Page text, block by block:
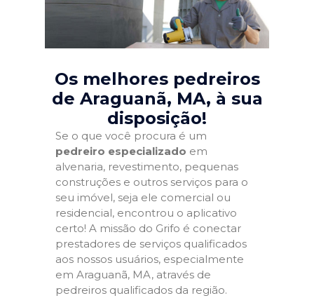
Os melhores pedreiros
de Araguanã, MA, à sua
disposição!
Se o que você procura é um
pedreiro especializado em
alvenaria, revestimento, pequenas
construções e outros serviços para o
seu imóvel, seja ele comercial ou
residencial, encontrou o aplicativo
certo! A missão do Grifo é conectar
prestadores de serviços qualificados
aos nossos usuários, especialmente
em Araguanã, MA, através de
pedreiros qualificados da região.